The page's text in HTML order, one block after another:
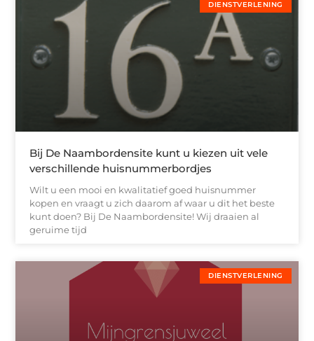
DIENSTVERLENING
Bij De Naambordensite kunt u kiezen uit vele
verschillende huisnummerbordjes
Wilt u een mooi en kwalitatief goed huisnummer
kopen en vraagt u zich daarom af waar u dit het beste
kunt doen? Bij De Naambordensite! Wij draaien al
geruime tijd
DIENSTVERLENING